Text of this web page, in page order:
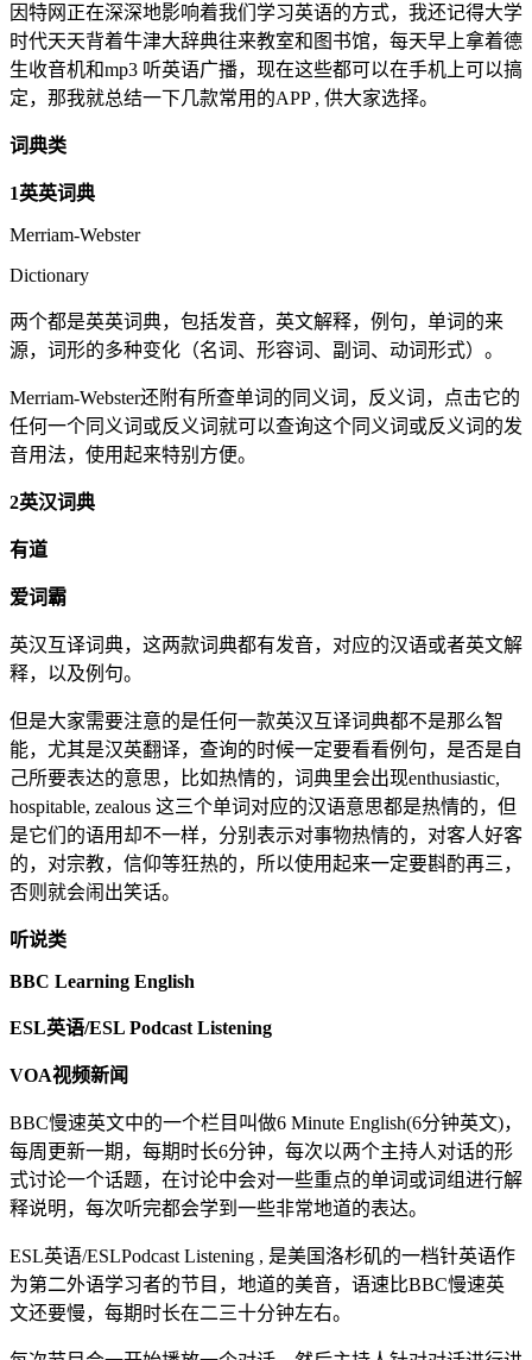
因特网正在深深地影响着我们学习英语的方式，我还记得大学
时代天天背着牛津大辞典往来教室和图书馆，每天早上拿着德
生收音机和mp3 听英语广播，现在这些都可以在手机上可以搞
定，那我就总结一下几款常用的APP , 供大家选择。
词典类
1英英词典
Merriam-Webster
Dictionary
两个都是英英词典，包括发音，英文解释，例句，单词的来
源，词形的多种变化（名词、形容词、副词、动词形式）。
Merriam-Webster还附有所查单词的同义词，反义词，点击它的
任何一个同义词或反义词就可以查询这个同义词或反义词的发
音用法，使用起来特别方便。
2英汉词典
有道
爱词霸
英汉互译词典，这两款词典都有发音，对应的汉语或者英文解
释，以及例句。
但是大家需要注意的是任何一款英汉互译词典都不是那么智
能，尤其是汉英翻译，查询的时候一定要看看例句，是否是自
己所要表达的意思，比如热情的，词典里会出现enthusiastic,
hospitable, zealous 这三个单词对应的汉语意思都是热情的，但
是它们的语用却不一样，分别表示对事物热情的，对客人好客
的，对宗教，信仰等狂热的，所以使用起来一定要斟酌再三，
否则就会闹出笑话。
听说类
BBC Learning English
ESL英语/ESL Podcast Listening
VOA视频新闻
BBC慢速英文中的一个栏目叫做6 Minute English(6分钟英文)，
每周更新一期，每期时长6分钟，每次以两个主持人对话的形
式讨论一个话题，在讨论中会对一些重点的单词或词组进行解
释说明，每次听完都会学到一些非常地道的表达。
ESL英语/ESLPodcast Listening , 是美国洛杉矶的一档针英语作
为第二外语学习者的节目，地道的美音，语速比BBC慢速英
文还要慢，每期时长在二三十分钟左右。